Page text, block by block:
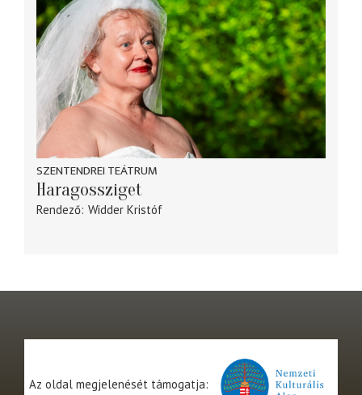
SZENTENDREI TEÁTRUM
Haragossziget
Rendező Widder Kristóf
Az oldal megjelenését támogatja: